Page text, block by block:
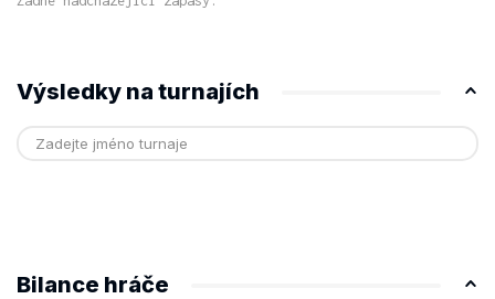
Výsledky na turnajích
Bilance hráče